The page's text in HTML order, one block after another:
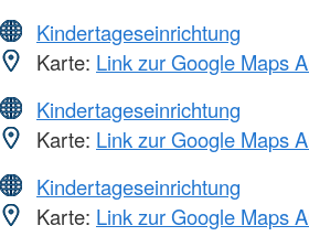
Kindertageseinrichtung
Karte: Link zur Google Maps
Kindertageseinrichtung
Karte: Link zur Google Maps
Kindertageseinrichtung
Karte: Link zur Google Maps